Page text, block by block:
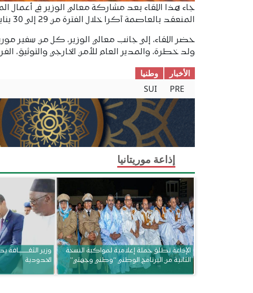
جاء هذا اللقاء بعد مشاركة معالي الوزير في أعمال
المنعقد بالعاصمة آكرا خلال الفترة من 29 إلى 30 يناير الجاري.
حضر اللقاء، إلى جانب معالي الوزير، كل من سفير
ولد خطرة، والمدير العام للأمن الخارجي والتوثيق،
الأخبار
وطنیا
PRE
SUI
إذاعة موريتانيا
الإذاعة تطلق حملة إعلامية لمواكبة النسخة
الثانية من البرنامج الوطني “وطني وجهتي”
وزير
الحدودية